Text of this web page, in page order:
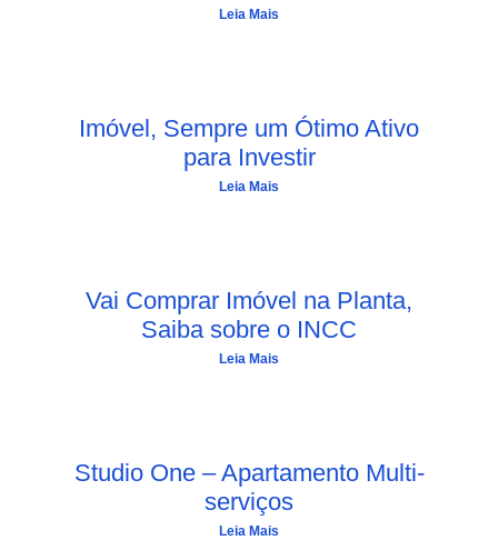
Leia Mais
Imóvel, Sempre um Ótimo Ativo
para Investir
Leia Mais
Vai Comprar Imóvel na Planta,
Saiba sobre o INCC
Leia Mais
Studio One – Apartamento Multi-
serviços
Leia Mais